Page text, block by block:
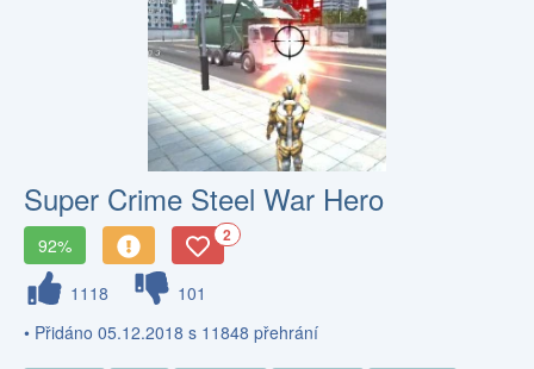
Super Crime Steel War Hero
92% 2
1118
101
• Přidáno 05.12.2018 s 11848 přehrání